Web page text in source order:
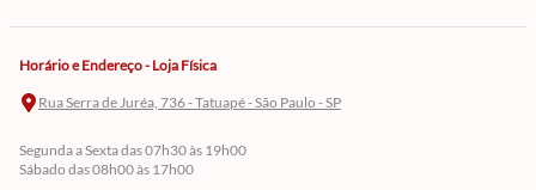
Horário e Endereço - Loja Física
Rua Serra de Juréa, 736 - Tatuapé - São Paulo - SP
Segunda a Sexta das 07h30 às 19h00
Sábado das 08h00 às 17h00